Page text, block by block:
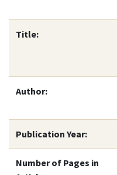
Title:
Author:
Publication Year:
Number of Pages in